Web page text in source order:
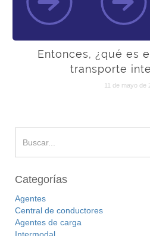
Entonces, ¿qué es
transporte
11 de mayo de
Categorías
Agentes
Central de conductores
Agentes de carga